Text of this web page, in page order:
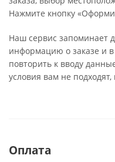
Нажмите кнопку
Наш сервис запоминает
информацию о заказе и
повторить к вводу
условия вам не
Оплата